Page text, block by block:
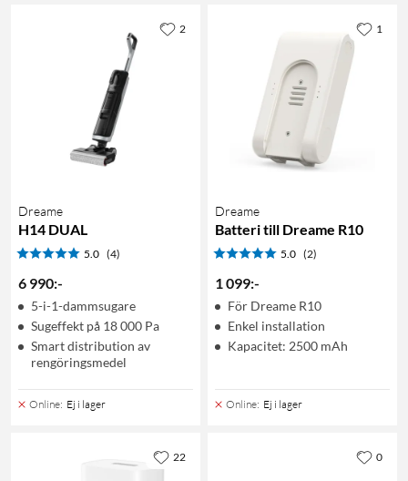
Dreame
H14 DUAL
5.0 (4)
6 990:-
5-i-1-dammsugare
Sugeffekt på 18 000 Pa
Smart distribution av
rengöringsmedel
Online: Ej i lager
2
Dreame
Batteri till Dreame R10
5.0 (2)
1 099:-
För Dreame R10
Enkel installation
Kapacitet: 2500 mAh
Online: Ej i lager
1
22 0